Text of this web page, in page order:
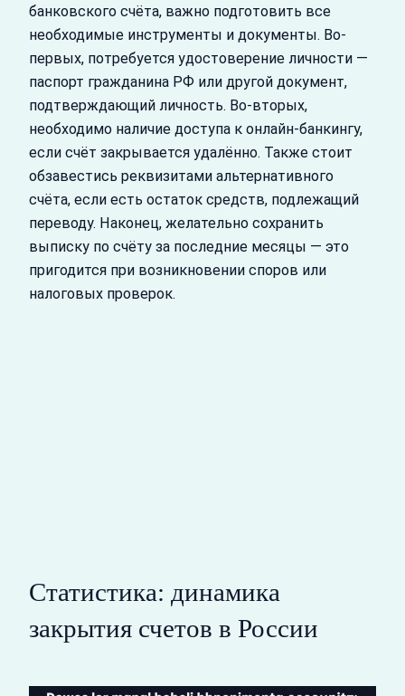
банковского счёта, важно подготовить все
необходимые инструменты и документы. Во-
первых, потребуется удостоверение личности —
паспорт гражданина РФ или другой документ,
подтверждающий личность. Во-вторых,
необходимо наличие доступа к онлайн-банкингу,
если счёт закрывается удалённо. Также стоит
обзавестись реквизитами альтернативного
счёта, если есть остаток средств, подлежащий
переводу. Наконец, желательно сохранить
выписку по счёту за последние месяцы — это
пригодится при возникновении споров или
налоговых проверок.
Статистика: динамика
закрытия счетов в России